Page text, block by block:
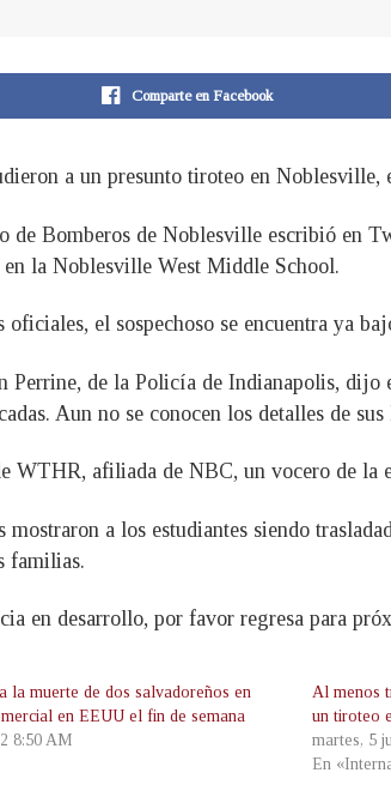
Comparte en Facebook
a un presunto tiroteo en Noblesville,
de Bomberos de Noblesville escribió en
la Noblesville West Middle School.
oficiales, el sospechoso se encuentra ya
Perrine, de la Policía de Indianapolis, dijo
Aun no se conocen los detalles de
WTHR, afiliada de NBC, un vocero de la
mostraron a los estudiantes siendo
familias.
en desarrollo, por favor regresa para
la muerte de dos salvadoreños en
en EEUU el fin de semana
8:50 AM
Al menos
un tiroteo
martes, 5
En